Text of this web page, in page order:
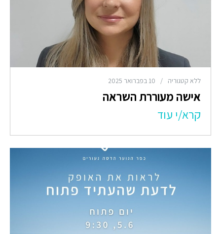
ללא קטגוריה / 10 בפברואר 2025
אישה מעוררת השראה
קרא/י עוד